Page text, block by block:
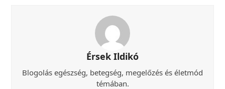
Érsek Ildikó
Blogolás egészség, betegség, megelőzés és életmód
témában.